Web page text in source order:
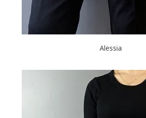
Alessia